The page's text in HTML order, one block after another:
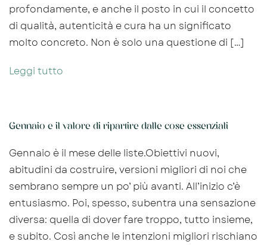
profondamente, e anche il posto in cui il concetto
di qualità, autenticità e cura ha un significato
molto concreto. Non è solo una questione di […]
Leggi tutto
Gennaio e il valore di ripartire dalle cose essenziali
Gennaio è il mese delle liste.Obiettivi nuovi,
abitudini da costruire, versioni migliori di noi che
sembrano sempre un po’ più avanti. All’inizio c’è
entusiasmo. Poi, spesso, subentra una sensazione
diversa: quella di dover fare troppo, tutto insieme,
e subito. Così anche le intenzioni migliori rischiano